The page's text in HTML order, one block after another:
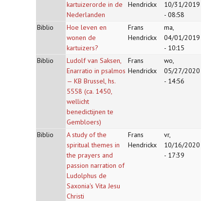
kartuizerorde in de
Nederlanden
Hendrickx
10/31/2019
- 08:58
Biblio
Hoe leven en
wonen de
kartuizers?
Frans
Hendrickx
ma,
04/01/2019
- 10:15
Biblio
Ludolf van Saksen,
Enarratio in psalmos
— KB Brussel, hs.
5558 (ca. 1450,
wellicht
benedictijnen te
Gembloers)
Frans
Hendrickx
wo,
05/27/2020
- 14:56
Biblio
A study of the
spiritual themes in
the prayers and
passion narration of
Ludolphus de
Saxonia's Vita Jesu
Christi
Frans
Hendrickx
vr,
10/16/2020
- 17:39